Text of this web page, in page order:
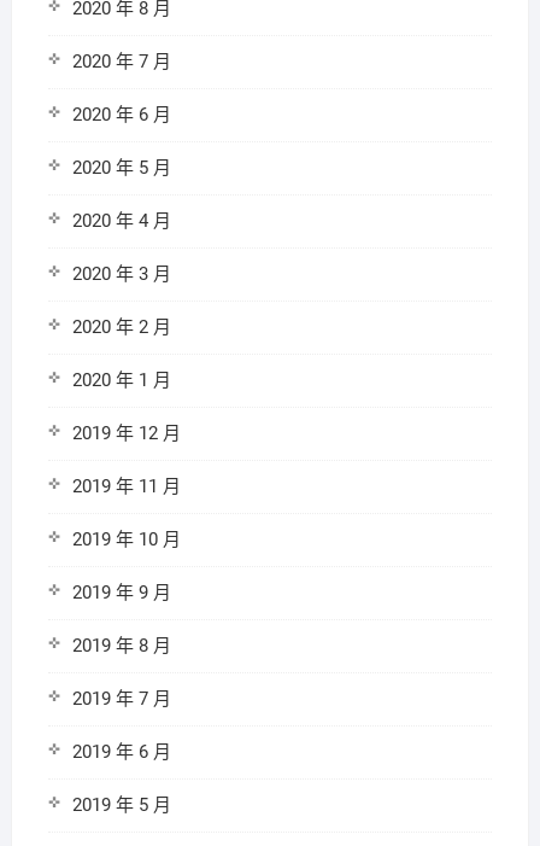
2020 年 8 月
2020 年 7 月
2020 年 6 月
2020 年 5 月
2020 年 4 月
2020 年 3 月
2020 年 2 月
2020 年 1 月
2019 年 12 月
2019 年 11 月
2019 年 10 月
2019 年 9 月
2019 年 8 月
2019 年 7 月
2019 年 6 月
2019 年 5 月